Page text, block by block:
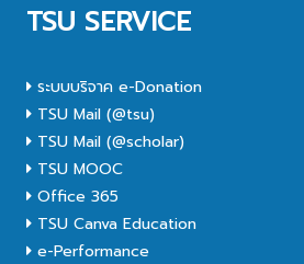
TSU SERVICE
ระบบบริจาค e-Donation
TSU Mail (@tsu)
TSU Mail (@scholar)
TSU MOOC
Office 365
TSU Canva Education
e-Performance